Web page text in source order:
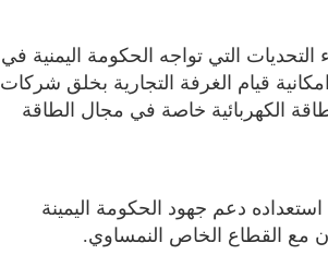
التي تواجه الحكومة اليمنية في
قيام الغرفة التجارية بخلق شركات
الكهربائية خاصة في مجال الطاقة
دعم جهود الحكومة اليمينة
مع القطاع الخاص النمساوي.